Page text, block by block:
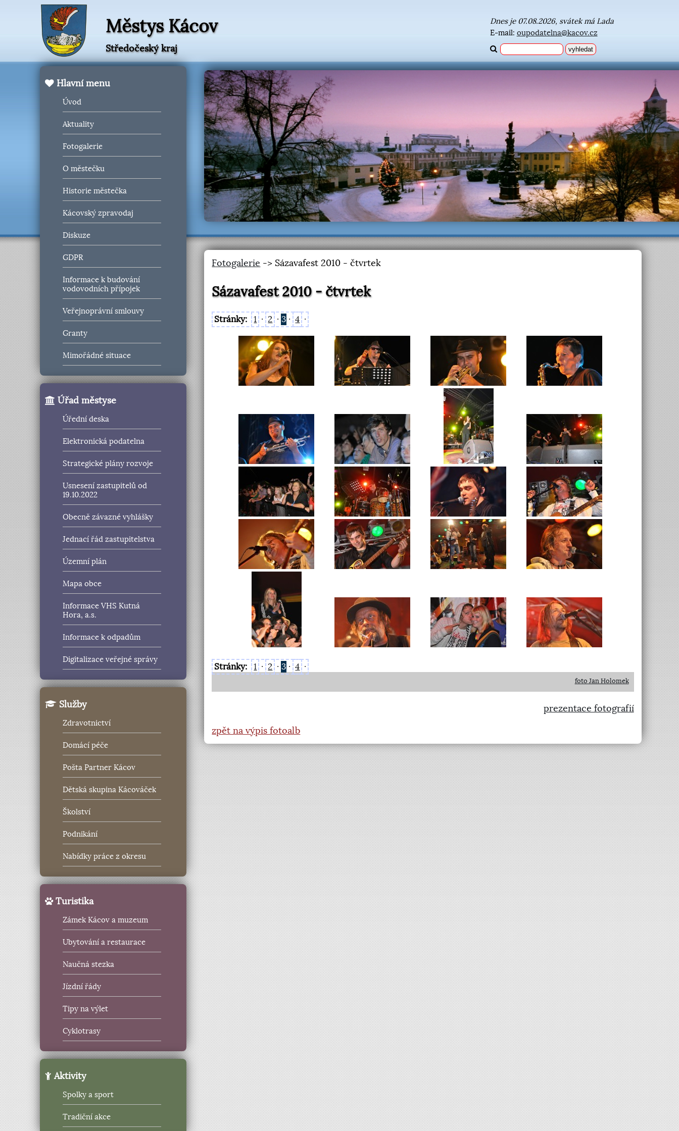
Městys Kácov
Středočeský kraj
Dnes je 07.08.2026, svátek má Lada
E-mail: oupodatelna@kacov.cz
Hlavní menu
Úvod
Aktuality
Fotogalerie
O městečku
Historie městečka
Kácovský zpravodaj
Diskuze
GDPR
Informace k budování
vodovodních přípojek
Veřejnoprávní smlouvy
Granty
Mimořádné situace
Úřad městyse
Úřední deska
Elektronická podatelna
Strategické plány rozvoje
Usnesení zastupitelů od
19.10.2022
Obecně závazné vyhlášky
Jednací řád zastupitelstva
Územní plán
Mapa obce
Informace VHS Kutná
Hora, a.s.
Informace k odpadům
Digitalizace veřejné správy
Služby
Zdravotnictví
Domácí péče
Pošta Partner Kácov
Dětská skupina Kácováček
Školství
Podnikání
Nabídky práce z okresu
Turistika
Zámek Kácov a muzeum
Ubytování a restaurace
Naučná stezka
Jízdní řády
Tipy na výlet
Cyklotrasy
Aktivity
Spolky a sport
Tradiční akce
Fotogalerie -> Sázavafest 2010 - čtvrtek
Sázavafest 2010 - čtvrtek
Stránky: 1 · 2 · 3 · 4 ·
Stránky: 1 · 2 · 3 · 4 ·
foto Jan Holomek
prezentace fotografií
zpět na výpis fotoalb